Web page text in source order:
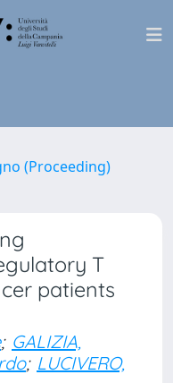
(Proceeding)
T
patients
; GALIZIA,
; LUCIVERO,